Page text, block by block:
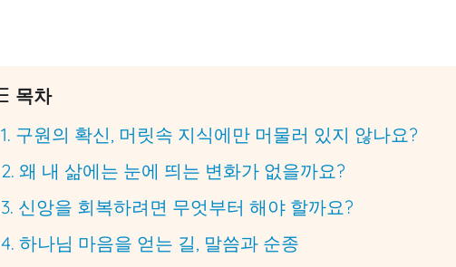
목차
1. 구원의 확신, 머릿속 지식에만 머물러 있지 않나요?
2. 왜 내 삶에는 눈에 띄는 변화가 없을까요?
3. 신앙을 회복하려면 무엇부터 해야 할까요?
4. 하나님 마음을 얻는 길, 말씀과 순종